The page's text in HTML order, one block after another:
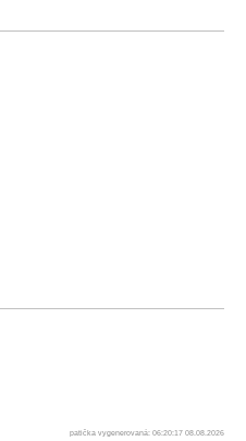
patička vygenerovaná: 06:20:17 08.08.2026